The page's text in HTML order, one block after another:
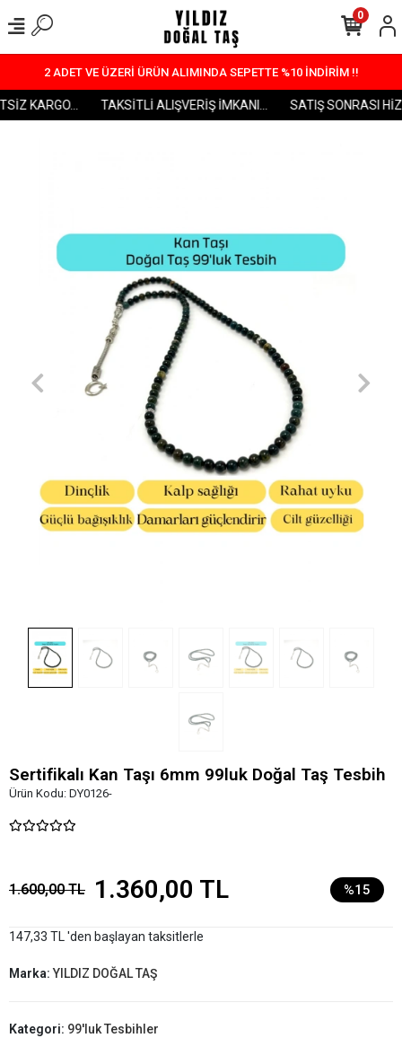
2 ADET VE ÜZERİ ÜRÜN ALIMINDA SEPETTE %10 İNDİRİM !!
KARGO... TAKSİTLİ ALIŞVERİŞ İMKANI... SATIŞ SONRASI
0
Sertifikalı Kan Taşı 6mm 99luk Doğal Taş Tesbih
Ürün Kodu: DY0126-
1.600,00 TL 1.360,00 TL %15
147,33 TL 'den başlayan taksitlerle
Marka:YILDIZ DOĞAL TAŞ
Kategori: 99'luk Tesbihler